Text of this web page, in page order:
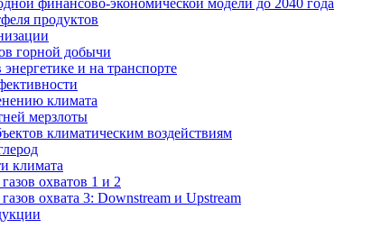
продуктов
горной добычи
и на транспорте
климата
мерзлоты
климатическим воздействиям
климата
охватов 1 и 2
охвата 3: Downstream и Upstream